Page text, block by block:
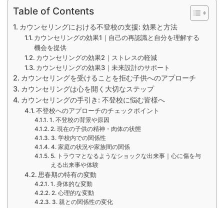
Table of Contents
カウンセリングにおける不登校の支援: 効果と方法
カウンセリングの効果1｜自己の再認識と自分を理解する
機会を提供
カウンセリングの効果2｜ストレスの軽減
カウンセリングの効果3｜未来設計のサポート
カウンセリングを受けることを拒む子供へのアプローチ
カウンセリングは心を開く大切なステップ
カウンセリングの手引き: 不登校に悩む皆様へ
不登校へのアプローチのチェックポイント
1. 不登校の背景や原因
2. 現在の子供の精神・肉体の状態
3. 学校内での関係性
4. 家庭の状況や家族間の関係
5. トラウマとなるようなショックな出来事｜心に傷を与
える出来事や体験
思春期の特有の変動
1. 身体的な変動
2. 心理的な変動
3. 親との関係性の変化